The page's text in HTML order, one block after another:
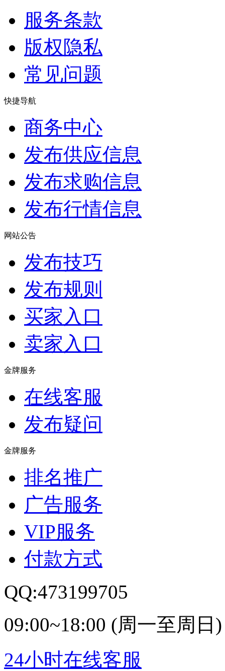
服务条款
版权隐私
常见问题
快捷导航
商务中心
发布供应信息
发布求购信息
发布行情信息
网站公告
发布技巧
发布规则
买家入口
卖家入口
金牌服务
在线客服
发布疑问
金牌服务
排名推广
广告服务
VIP服务
付款方式
QQ:473199705
09:00~18:00 (周一至周日)
24小时在线客服